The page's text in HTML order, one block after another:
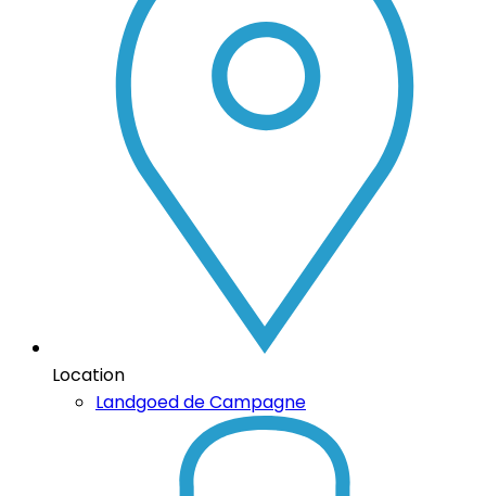
Location
Landgoed de Campagne